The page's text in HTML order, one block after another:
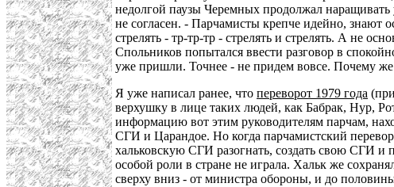
недолгой паузы Черемных продолжал наращивать
не согласен. - Парчамисты крепче идейно, знают
стрелять - тр-тр-тр - стрелять и стрелять. А не
Спольников попытался ввести разговор в
уже пришли. Точнее - не придем вовсе. Почему
Я уже написал ранее, что переворот 1979 года
верхушку в лице таких людей, как Бабрак, Нур,
информацию вот этим руководителям парчам,
СГИ и Царандое. Но когда парчамистский
хальковскую СГИ разогнать, создать свою СГИ и
особой роли в стране не играла. Хальк же
сверху вниз - от министра обороны, и до